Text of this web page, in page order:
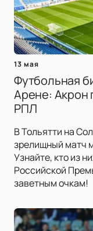
13 мая
Футбольная
Арене: Акрон
РПЛ
В Тольятти на
зрелищный матч
Узнайте, кто из
Российской
заветным очкам!